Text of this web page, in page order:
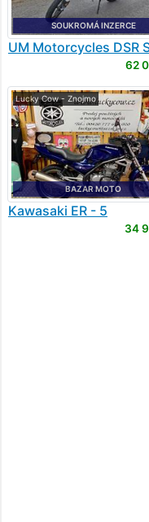
SOUKROMÁ INZERCE
UM Motorcycles DSR
62
Lucky Cow - Znojmo
BAZAR MOTO
Kawasaki ER - 5
34